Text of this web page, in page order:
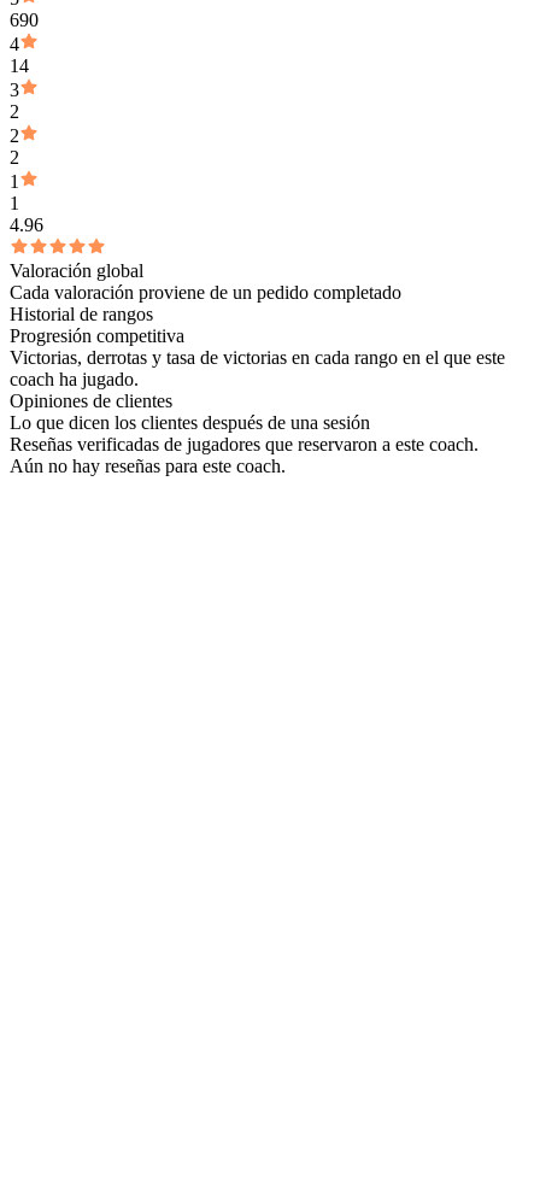
690
4
14
3
2
2
2
1
1
4.96
Valoración global
Cada valoración proviene de un pedido completado
Historial de rangos
Progresión competitiva
Victorias, derrotas y tasa de victorias en cada rango en el que este
coach ha jugado.
Opiniones de clientes
Lo que dicen los clientes después de una sesión
Reseñas verificadas de jugadores que reservaron a este coach.
Aún no hay reseñas para este coach.